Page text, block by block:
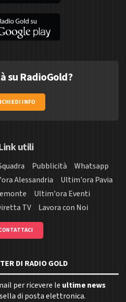
su RadioGold?
INFO
utili
Pubblicità
Whatsapp
Alessandria
Ultim'ora Pavia
Ultim'ora Eventi
TV Lavora con Noi
DI RADIO GOLD
per ricevere le ultime news
di posta elettronica.